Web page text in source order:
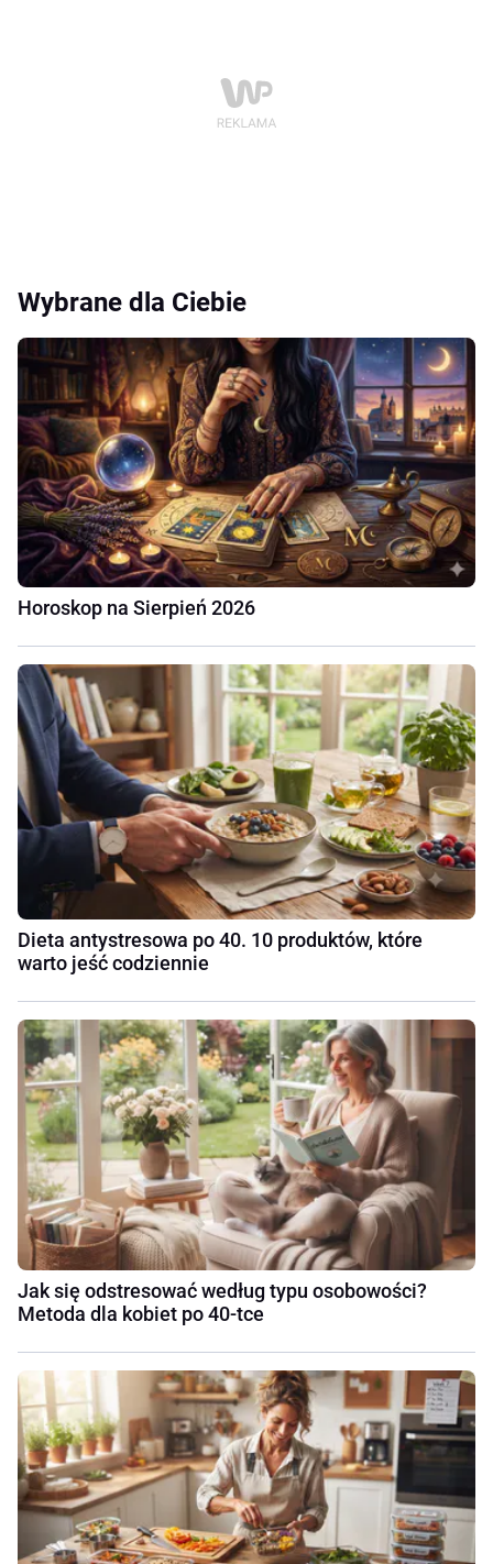
Wybrane dla Ciebie
Horoskop na Sierpień 2026
Dieta antystresowa po 40. 10 produktów, które
warto jeść codziennie
Jak się odstresować według typu osobowości?
Metoda dla kobiet po 40-tce